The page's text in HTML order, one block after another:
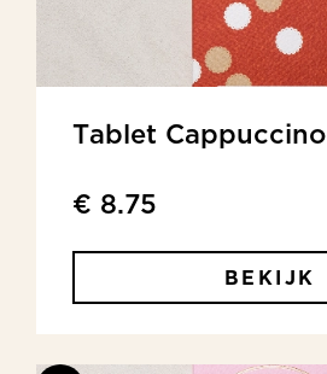
Tablet Cappuccino
€ 8.75
BEKIJK